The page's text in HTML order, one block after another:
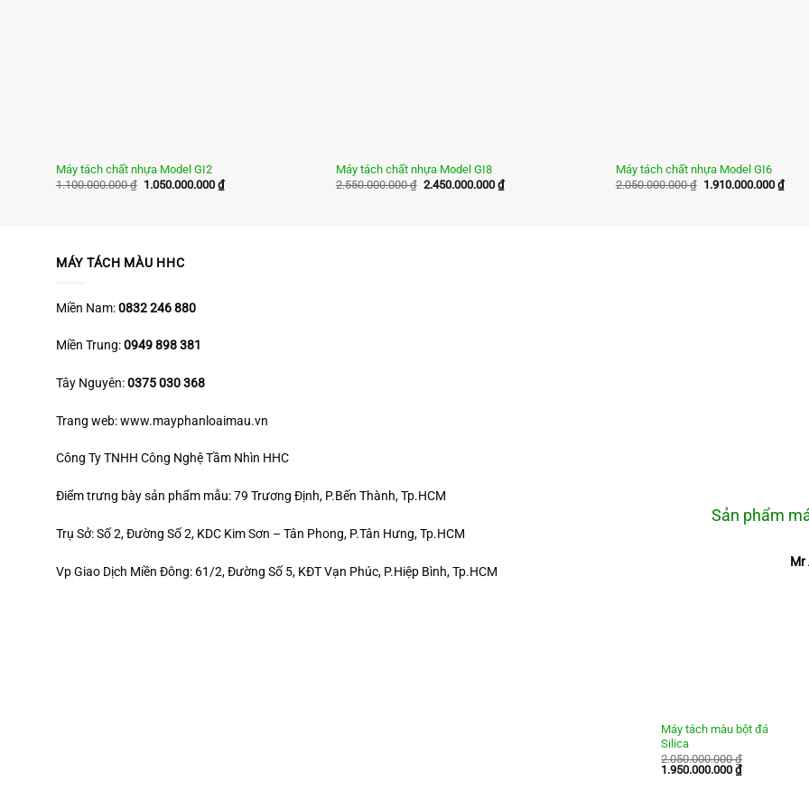
Máy tách chất nhựa Model GI2
1.100.000.000₫ Giá
1.050.000.000 ₫Giá
hiện
Máy tách chất nhựa Model GI8
2.550.000.000₫ Giá
2.450.000.000 ₫Giá
hiện
Máy tách chất nhựa Model GI6
2.050.000.000₫ Giá
1.910.000.000 ₫Giá
hiện
MÁY TÁCH MÀU HHC
Miền Nam:0832 246 880
Miền Trung:0949 898 381
Tây Nguyên:0375 030 368
Trang web: www.mayphanloaimau.vn
Công Ty TNHH Công Nghệ Tầm Nhìn HHC
Điểm trưng bày sản phẩm mẫu: 79 Trương Định, P.Bến Thành, Tp.HCM
Trụ Sở: Số 2, Đường Số 2, KDC Kim Sơn – Tân Phong, P.Tân Hưng, Tp.HCM
Vp Giao Dịch Miền Đông: 61/2, Đường Số 5, KĐT Vạn Phúc, P.Hiệp Bình, Tp.HCM
Sản phẩm
Mr
Máy tách màu bột đá
Silica
2.050.000.000₫
Giá
1.950.000.000₫Giá
hiện